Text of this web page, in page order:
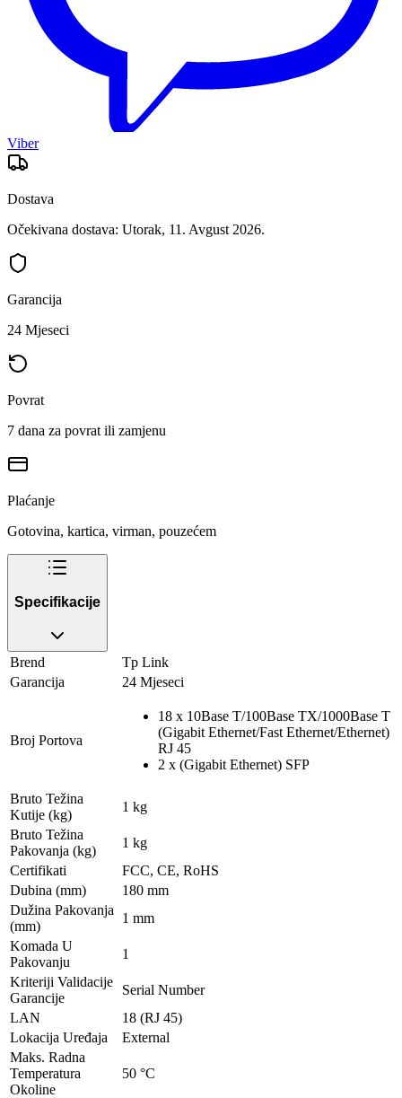
Viber
Dostava
Očekivana dostava: Utorak, 11. Avgust 2026.
Garancija
24 Mjeseci
Povrat
7 dana za povrat ili zamjenu
Plaćanje
Gotovina, kartica, virman, pouzećem
Specifikacije
Brend
Tp Link
Garancija
24 Mjeseci
Broj Portova
18 x 10Base T/100Base TX/1000Base T
(Gigabit Ethernet/Fast Ethernet/Ethernet)
RJ 45
2 x (Gigabit Ethernet) SFP
Bruto Težina
Kutije (kg)
1 kg
Bruto Težina
Pakovanja (kg)
1 kg
Certifikati
FCC, CE, RoHS
Dubina (mm)
180 mm
Dužina Pakovanja
(mm)
1 mm
Komada U
Pakovanju
1
Kriteriji Validacije
Garancije
Serial Number
LAN
18 (RJ 45)
Lokacija Uređaja
External
Maks. Radna
Temperatura
Okoline
50 °C